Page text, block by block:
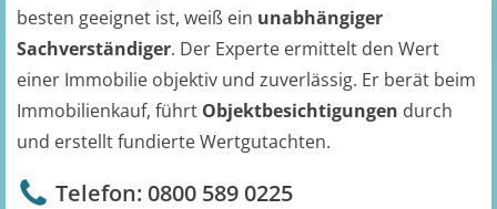
besten geeignet ist, weiß ein unabhängiger
Sachverständiger. Der Experte ermittelt den Wert
einer Immobilie objektiv und zuverlässig. Er berät beim
Immobilienkauf, führt Objektbesichtigungen durch
und erstellt fundierte Wertgutachten.
Telefon: 0800 589 0225